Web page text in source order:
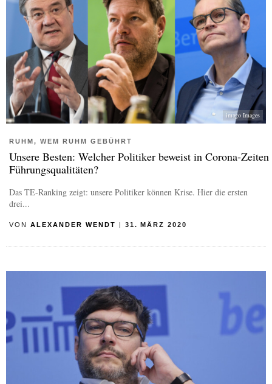
imago Images
RUHM, WEM RUHM GEBÜHRT
Unsere Besten: Welcher Politiker beweist in Corona-Zeiten
Führungsqualitäten?
Das TE-Ranking zeigt: unsere Politiker können Krise. Hier die ersten
drei...
VON ALEXANDER WENDT | 31. MÄRZ 2020